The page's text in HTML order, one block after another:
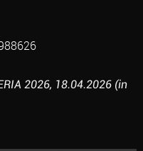
2026, 18.04.2026 (in